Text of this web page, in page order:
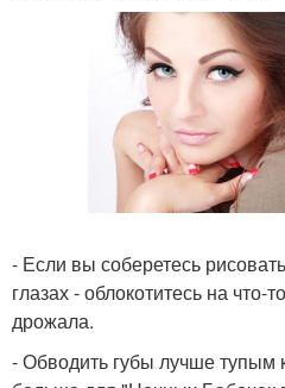
- Если вы соберетесь
глазах - облокотитесь на что-
дрожала.
- Обводить губы лучше тупым